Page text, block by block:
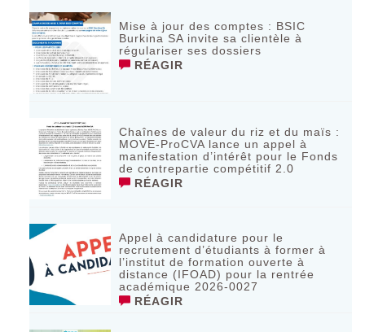
Mise à jour des comptes : BSIC
Burkina SA invite sa clientèle à
régulariser ses dossiers
RÉAGIR
Chaînes de valeur du riz et du maïs :
MOVE-ProCVA lance un appel à
manifestation d’intérêt pour le Fonds
de contrepartie compétitif 2.0
RÉAGIR
Appel à candidature pour le
recrutement d’étudiants à former à
l’institut de formation ouverte à
distance (IFOAD) pour la rentrée
académique 2026-0027
RÉAGIR